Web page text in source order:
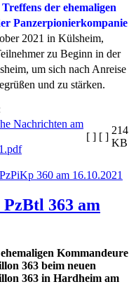
Treffens der ehemaligen
Panzerpionierkompanie
2021 in Külsheim,
zu Beginn in der
um sich nach Anreise
und zu stärken.
[ ] [ ]
214
KB
360 am 16.10.2021
363 am
Kommandeure
363 beim neuen
363 in Hardheim am